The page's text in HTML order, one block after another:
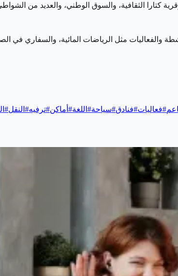
كتارا الثقافية، والسوق الوطني، والعديد من
مثل الرياضات المائية، والسفاري في
#فعاليات#فنادق#سياحة# اللغة# أماكن#ترفيه# النقل#